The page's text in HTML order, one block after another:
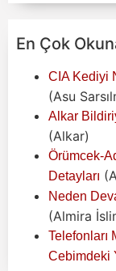
En Çok
CIA Kediyi
(Asu
Alkar
(Alkar)
Örümcek-
Detayları
Neden
(Almira
Telefonları
Cebimdeki